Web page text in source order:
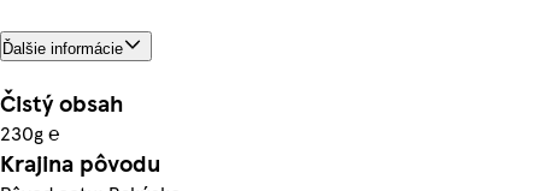
Ďalšie informácie
Čistý obsah
230g ℮
Krajina pôvodu